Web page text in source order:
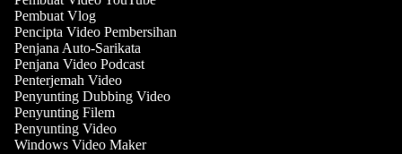
Pembuat Vlog
Pencipta Video Pembersihan
Penjana Auto-Sarikata
Penjana Video Podcast
Penterjemah Video
Penyunting Dubbing Video
Penyunting Filem
Penyunting Video
Windows Video Maker